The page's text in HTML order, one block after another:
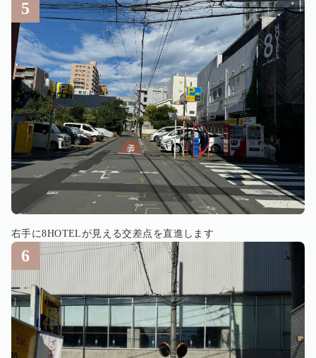
右手に8HOTELが見える交差点を直進します